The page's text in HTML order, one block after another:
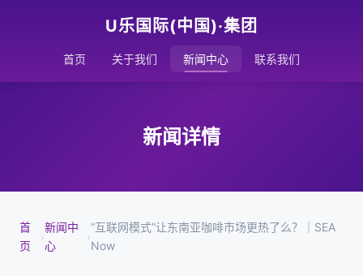
U乐国际(中国)·集团
首页 关于我们 新闻中心 联系我们
新闻详情
首
页
›
新闻中
心
›
“互联网模式”让东南亚咖啡市场更热了么？｜SEA
Now